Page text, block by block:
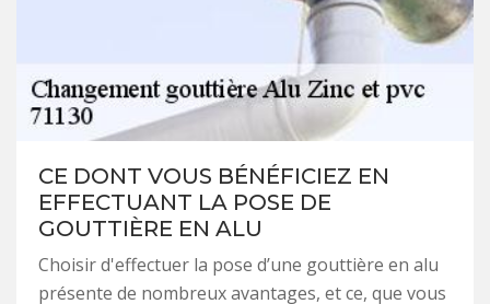
CE DONT VOUS BÉNÉFICIEZ EN
EFFECTUANT LA POSE DE
GOUTTIÈRE EN ALU
Choisir d'effectuer la pose d’une gouttière en alu
présente de nombreux avantages, et ce, que vous